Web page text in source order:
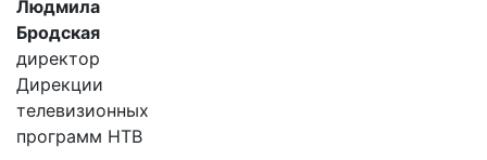
Людмила
Бродская
директор
Дирекции
телевизионных
программ НТВ